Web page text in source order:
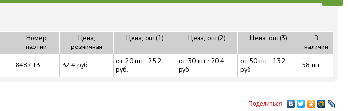
Номер
партии
Цена,
розничная
Цена, опт(1) Цена, опт(2) Цена, опт(3)
В
наличии
8487.13 32.4 руб.
от 20 шт.: 25.2
руб.
от 30 шт.: 20.4
руб
от 50 шт.: 13.2
руб
58 шт.
Поделиться